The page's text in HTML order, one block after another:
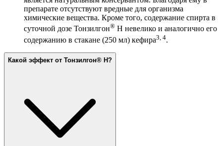
препарате отсутствуют вредные для организма
химические вещества. Кроме того, содержание спирта в
суточной дозе Тонзилгон® Н невелико и аналогично его
содержанию в стакане (250 мл) кефира3, 4.
Какой эффект от Тонзилгон® Н?